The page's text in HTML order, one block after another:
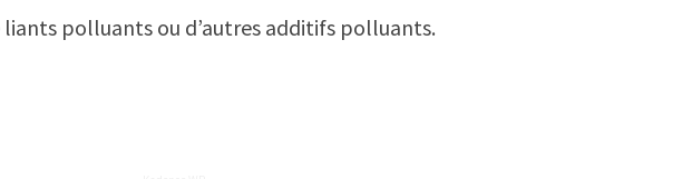
polluants ou d’autres additifs polluants.